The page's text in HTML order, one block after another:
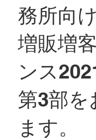
務所向け
増販増
ンス
第3部を
ます。